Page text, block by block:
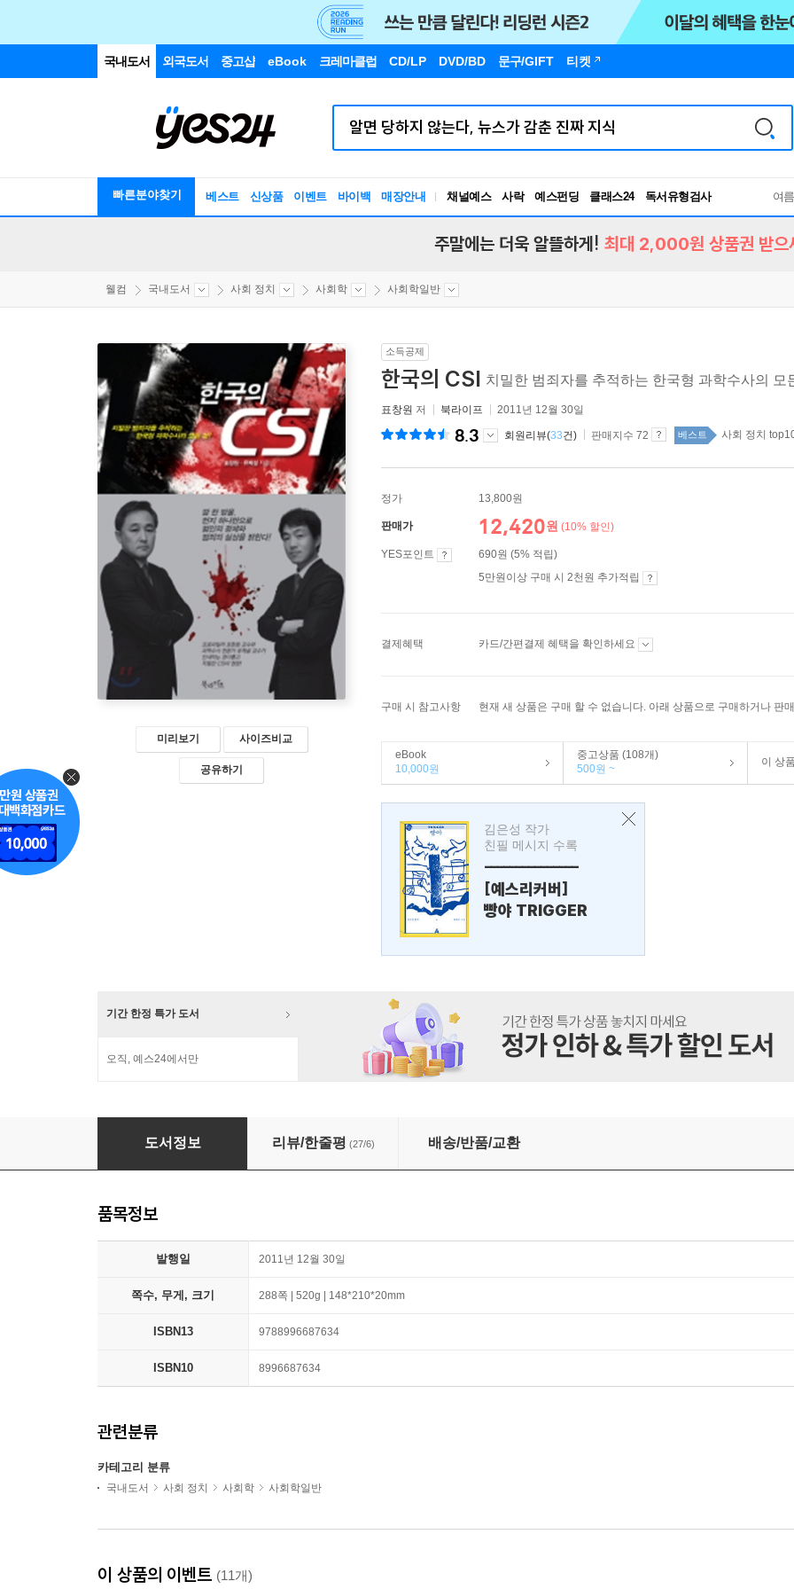
국내도서 외국도서 중고샵 eBook 크레마클럽 CD/LP DVD/BD 문구/GIFT 티켓
빠른분야찾기 베스트 신상품 이벤트 바이백 매장안내 채널예스 사락 예스펀딩 클래스24
독서유형검사
RBTI Lab
여
주말에는 더욱 알뜰하게! 최대 2,000원 상품권 받으
웰컴 국내도서 사회 정치 사회학 사회학일반
미리보기 사이즈비교
공유하기
소득공제
한국의 CSI 치밀한 범죄자를 추적하는 한국형 과학수사의 모
표창원 저 북라이프 2011년 12월 30일
8.3 회원리뷰(33건) 판매지수 72 베스트 사회 정치
정가 13,800원
판매가 12,420원 (10% 할인)
YES포인트
690원 (5% 적립)
5만원이상 구매 시 2천원 추가적립
결제혜택 카드/간편결제 혜택을 확인하세요
구매 시 참고사항 현재 새 상품은 구매 할 수 없습니다. 아래 상품으로 구매하거나 판
eBook
10,000원
중고상품 (108개)
500원 ~
이 상
김은성 작가
친필 메시지 수록
---------------
[예스리커버]
빵야 TRIGGER
기간 한정 특가 도서
오직, 예스24에서만
한국의 CSI
도서정보 리뷰/한줄평 (27/6) 배송/반품/교환
품목정보
발행일 2011년 12월 30일
쪽수, 무게, 크기 288쪽 | 520g | 148*210*20mm
ISBN13 9788996687634
ISBN10 8996687634
관련분류
카테고리 분류
국내도서 사회 정치 사회학 사회학일반
이 상품의 이벤트 (11개)